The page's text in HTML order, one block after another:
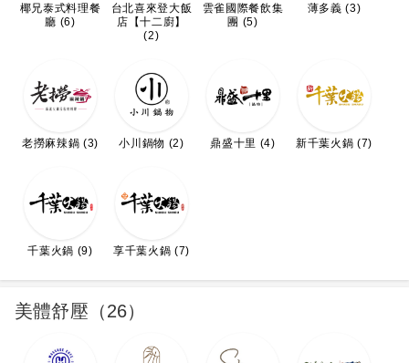
椰兄泰式料理餐
廳 (6)
台北喜來登大飯
店【十二廚】
(2)
雲雀國際餐飲集
團 (5)
薄多義 (3)
老撈麻辣鍋 (3) 小川鍋物 (2) 鼎盛十里 (4) 新千葉火鍋 (7)
千葉火鍋 (9) 享千葉火鍋 (7)
美體舒壓（26）